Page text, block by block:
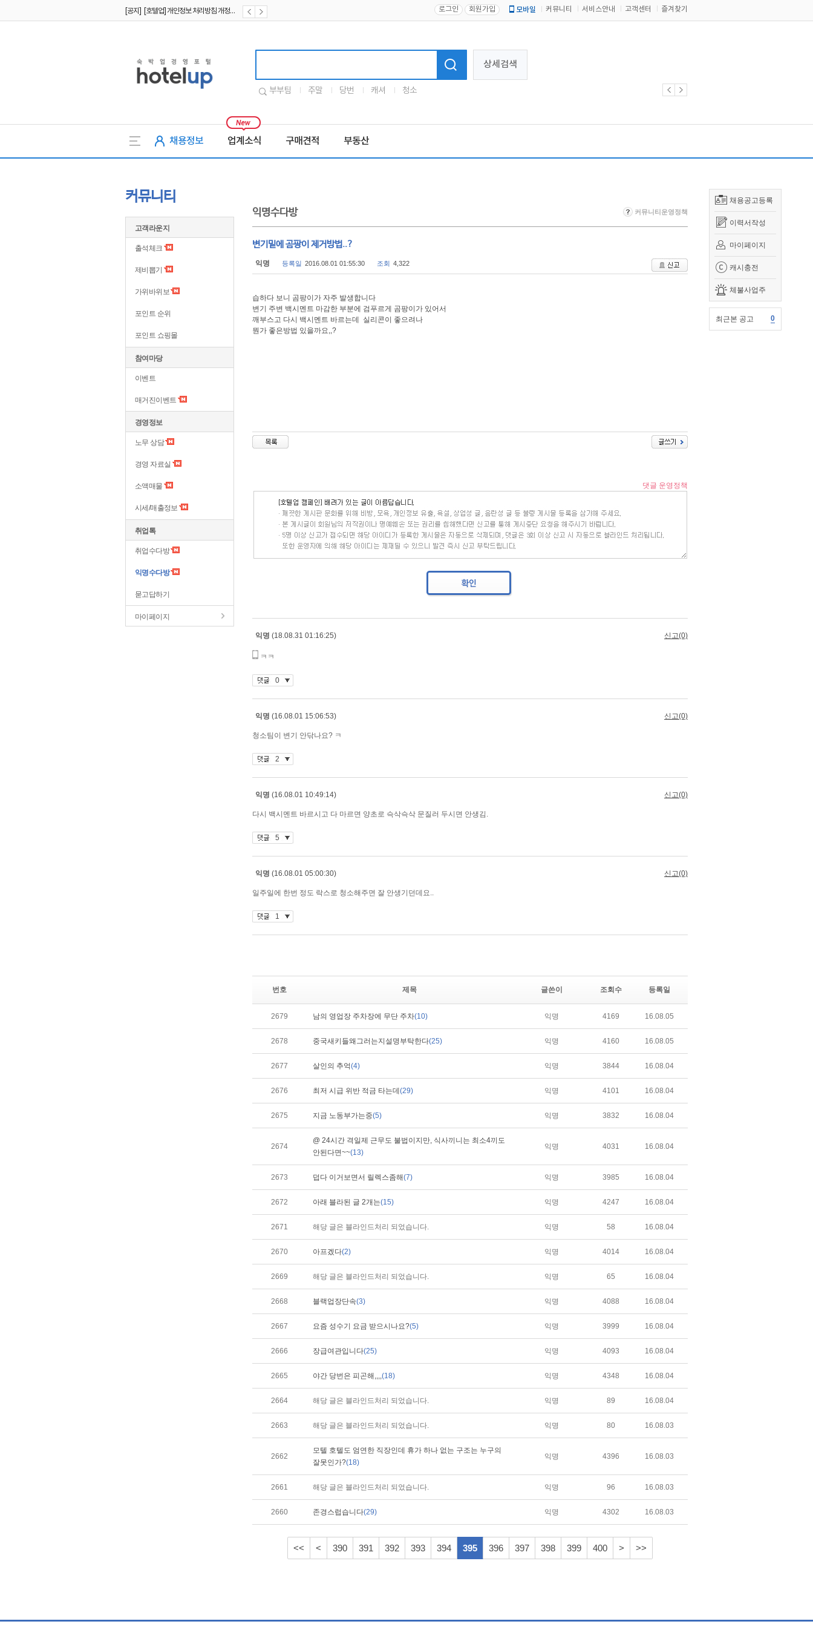
로그인 회원가입 모바일 커뮤니티 서비스안내 고객센터 즐겨찾기
상세검색
부부팀 주말 당번 캐셔 청소
채용정보 업계소식 구매견적 부동산
채용공고등록
이력서작성
마이페이지
캐시충전
체불사업주
최근본 공고 0
커뮤니티
고객라운지
출석체크
제비뽑기
가위바위보
포인트 순위
포인트 쇼핑몰
참여마당
이벤트
매거진이벤트
경영정보
노무 상담
경영 자료실
소액매물
시세/매출정보
취업톡
취업수다방
익명수다방
묻고답하기
마이페이지
익명수다방 커뮤니티운영정책
변기밑에 곰팡이 제거방법..?
익명 등록일 2016.08.01 01:55:30 조회 4,322
습하다 보니 곰팡이가 자주 발생합니다
변기 주변 백시멘트 마감한 부분에 검푸르게 곰팡이가 있어서
깨부스고 다시 백시멘트 바르는데 실리콘이 좋으려나
뭔가 좋은방법 있을까요,,?​
번호 제목 글쓴이 조회수 등록일
2679 남의 영업장 주차장에 무단 주차(10) 익명 4169 16.08.05
2678 중국새키들왜그러는지설명부탁한다(25) 익명 4160 16.08.05
2677 살인의 추억(4) 익명 3844 16.08.04
2676 최저 시급 위반 적금 타는데 (29) 익명 4101 16.08.04
2675 지금 노동부가는중(5) 익명 3832 16.08.04
2674
@ 24시간 격일제 근무도 불법이지만, 식사끼니는 최소4끼도
안된다면~~(13)
익명 4031 16.08.04
2673 덥다 이거보면서 릴렉스좀해(7) 익명 3985 16.08.04
2672 아래 블라된 글 2개는(15) 익명 4247 16.08.04
2671 해당 글은 블라인드처리 되었습니다. 익명 58 16.08.04
2670 아프겠다(2) 익명 4014 16.08.04
2669 해당 글은 블라인드처리 되었습니다. 익명 65 16.08.04
2668 블랙업장단속(3) 익명 4088 16.08.04
2667 요즘 성수기 요금 받으시나요?(5) 익명 3999 16.08.04
2666 장급여관입니다(25) 익명 4093 16.08.04
2665 야간 당번은 피곤해,,,,(18) 익명 4348 16.08.04
2664 해당 글은 블라인드처리 되었습니다. 익명 89 16.08.04
2663 해당 글은 블라인드처리 되었습니다. 익명 80 16.08.03
2662
모텔 호텔도 엄연한 직장인데 휴가 하나 없는 구조는 누구의
잘못인가?(18)
익명 4396 16.08.03
2661 해당 글은 블라인드처리 되었습니다. 익명 96 16.08.03
2660 존경스럽습니다(29) 익명 4302 16.08.03
<< < 390 391 392 393 394 395 396 397 398 399 400 > >>